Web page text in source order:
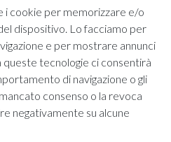
i cookie per memorizzare e/o
dispositivo. Lo facciamo per
e per mostrare annunci
queste tecnologie ci consentirà
di navigazione o gli
consenso o la revoca
negativamente su alcune